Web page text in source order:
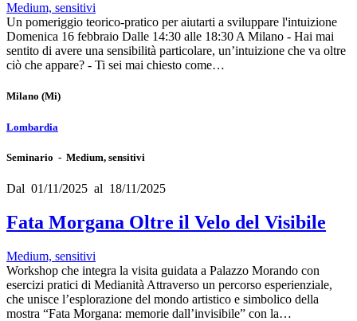
Medium, sensitivi
Un pomeriggio teorico-pratico per aiutarti a sviluppare l'intuizione
Domenica 16 febbraio Dalle 14:30 alle 18:30 A Milano - Hai mai
sentito di avere una sensibilità particolare, un’intuizione che va oltre
ciò che appare? - Ti sei mai chiesto come…
Milano (Mi)
Lombardia
Seminario - Medium, sensitivi
Dal 01/11/2025 al 18/11/2025
Fata Morgana Oltre il Velo del Visibile
Medium, sensitivi
Workshop che integra la visita guidata a Palazzo Morando con
esercizi pratici di Medianità Attraverso un percorso esperienziale,
che unisce l’esplorazione del mondo artistico e simbolico della
mostra “Fata Morgana: memorie dall’invisibile” con la…